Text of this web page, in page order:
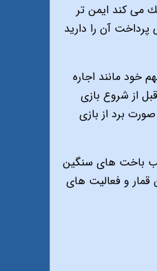
مى كند ايمن تر
پرداخت آن را داريد
خود مانند اجاره
از شروع بازى
برد از بازى
باخت هاى سنگين
قمار و فعاليت هاى